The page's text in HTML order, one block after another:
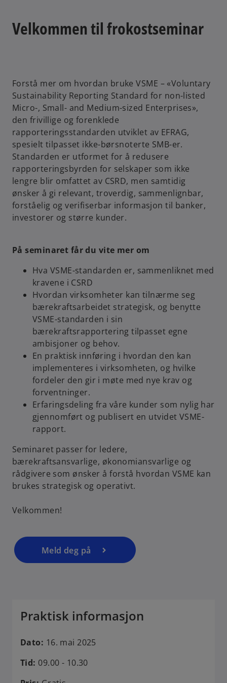
Velkommen til frokostseminar
Forstå mer om hvordan bruke VSME – «Voluntary
Sustainability Reporting Standard for non-listed
Micro-, Small- and Medium-sized Enterprises»,
den frivillige og forenklede
rapporteringsstandarden utviklet av EFRAG,
spesielt tilpasset ikke-børsnoterte SMB-er.
Standarden er utformet for å redusere
rapporteringsbyrden for selskaper som ikke
lengre blir omfattet av CSRD, men samtidig
ønsker å gi relevant, troverdig, sammenlignbar,
forståelig og verifiserbar informasjon til banker,
investorer og større kunder.
På seminaret får du vite mer om
Hva VSME-standarden er, sammenliknet med
kravene i CSRD
Hvordan virksomheter kan tilnærme seg
bærekraftsarbeidet strategisk, og benytte
VSME-standarden i sin
bærekraftsrapportering tilpasset egne
ambisjoner og behov.
En praktisk innføring i hvordan den kan
implementeres i virksomheten, og hvilke
fordeler den gir i møte med nye krav og
forventninger.
Erfaringsdeling fra våre kunder som nylig har
gjennomført og publisert en utvidet VSME-
rapport.
Seminaret passer for ledere,
bærekraftsansvarlige, økonomiansvarlige og
rådgivere som ønsker å forstå hvordan VSME kan
brukes strategisk og operativt.
Velkommen!
Meld deg på
o
p
e
n
n
b
Praktisk informasjon
Dato: 16. mai 2025
Tid: 09.00 - 10.30